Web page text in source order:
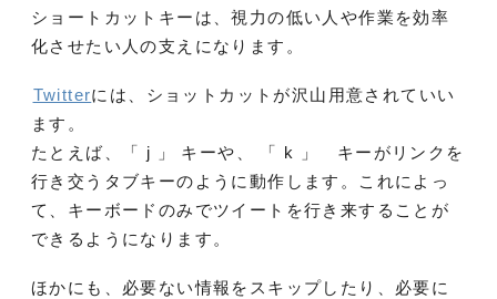
ショートカットキーは、視力の低い人や作業を効率
化させたい人の支えになります。
Twitterには、ショットカットが沢山用意されていい
ます。
たとえば、「 j 」 キーや、 「 k 」 キーがリンクを
行き交うタブキーのように動作します。これによっ
て、キーボードのみでツイートを行き来することが
できるようになります。
ほかにも、必要ない情報をスキップしたり、必要に